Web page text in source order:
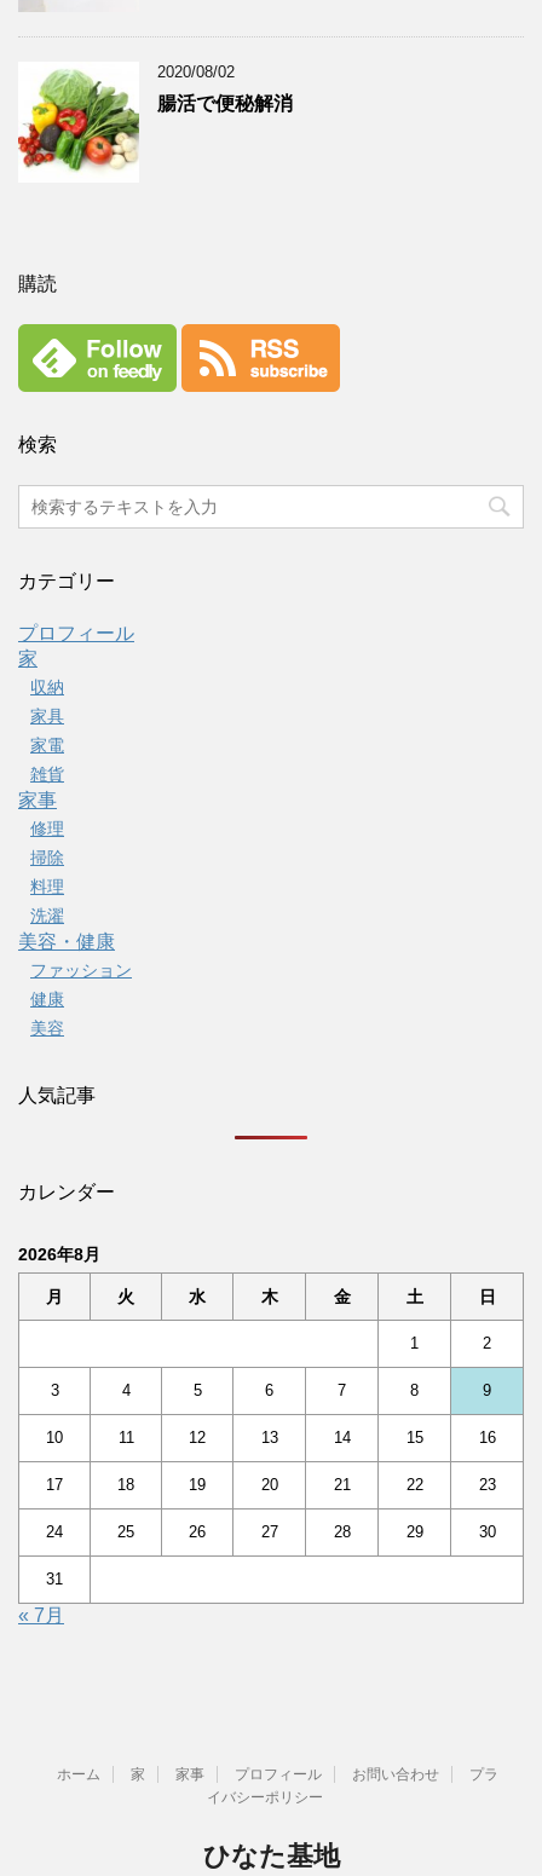
2020/08/02
腸活で便秘解消
購読
検索
カテゴリー
プロフィール
家
収納
家具
家電
雑貨
家事
修理
掃除
料理
洗濯
美容・健康
ファッション
健康
美容
人気記事
カレンダー
2026年8月
月 火 水 木 金 土 日
1 2
3 4 5 6 7 8 9
10 11 12 13 14 15 16
17 18 19 20 21 22 23
24 25 26 27 28 29 30
31
« 7月
ホーム 家 家事 プロフィール お問い合わせ
プラ
イバシーポリシー
ひなた基地